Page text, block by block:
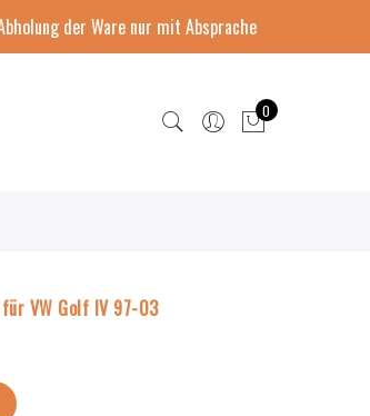
der Ware nur mit Absprache
0
für VW Golf IV 97-03